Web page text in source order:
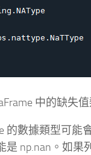
中的缺失
的數據類型可能
np.nan。如果